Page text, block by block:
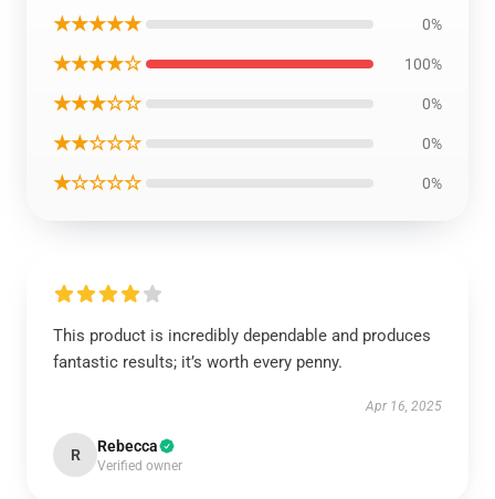
★★★★★ 0%
★★★★☆ 100%
★★★☆☆ 0%
★★☆☆☆ 0%
★☆☆☆☆ 0%
This product is incredibly dependable and produces
fantastic results; it’s worth every penny.
Apr 16, 2025
R Rebecca
Verified owner